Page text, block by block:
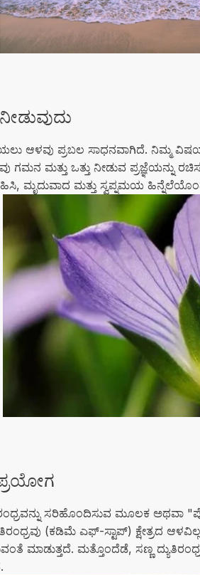
ಆಳವು ಪ್ರಬಲ ಸಾಧನವಾಗಿದೆ. ನಿಮ್ಮ
ಗಮನ ಮತ್ತು ಒತ್ತು ನೀಡುವ ಪ್ರಜ್ಞೆಯನ್ನು
ಮೃದುವಾದ ಮತ್ತು ಸ್ವಪ್ನಮಯ
ಸರಿಹೊಂದಿಸುವ ಮೂಲಕ ಅಥವಾ
(ಕಡಿಮೆ ಎಫ್-ಸ್ಟಾಪ್) ಕ್ಷೇತ್ರದ
ಮಾಡುತ್ತದೆ. ಮತ್ತೊಂದೆಡೆ, ಸಣ್ಣ